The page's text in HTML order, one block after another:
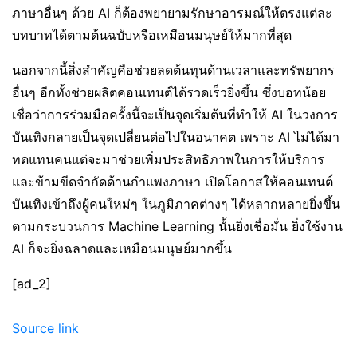
ภาษาอื่นๆ ด้วย AI ก็ต้องพยายามรักษาอารมณ์ให้ตรงแต่ละ
บทบาทได้ตามต้นฉบับหรือเหมือนมนุษย์ให้มากที่สุด
นอกจากนี้สิ่งสำคัญคือช่วยลดต้นทุนด้านเวลาและทรัพยากร
อื่นๆ อีกทั้งช่วยผลิตคอนเทนต์ได้รวดเร็วยิ่งขึ้น ซึ่งบอทน้อย
เชื่อว่าการร่วมมือครั้งนี้จะเป็นจุดเริ่มต้นที่ทำให้ AI ในวงการ
บันเทิงกลายเป็นจุดเปลี่ยนต่อไปในอนาคต เพราะ AI ไม่ได้มา
ทดแทนคนแต่จะมาช่วยเพิ่มประสิทธิภาพในการให้บริการ
และข้ามขีดจำกัดด้านกำแพงภาษา เปิดโอกาสให้คอนเทนต์
บันเทิงเข้าถึงผู้คนใหม่ๆ ในภูมิภาคต่างๆ ได้หลากหลายยิ่งขึ้น
ตามกระบวนการ Machine Learning นั้นยิ่งเชื่อมั่น ยิ่งใช้งาน
AI ก็จะยิ่งฉลาดและเหมือนมนุษย์มากขึ้น
[ad_2]
Source link